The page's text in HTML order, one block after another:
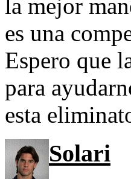
la mejor
es una
Espero que
para
esta
Solari